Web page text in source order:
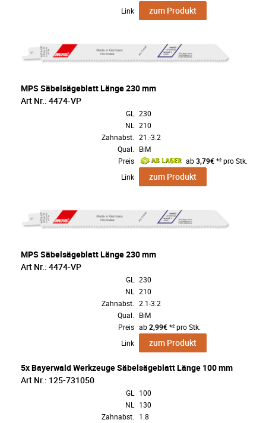
Link
zum Produkt
MPS Säbelsägeblatt Länge 230 mm
Art Nr.: 4474-VP
GL
230
NL
210
Zahnabst.
21.-3.2
Qual.
BiM
Preis
ab3,79€*² pro Stk.
Link
zum Produkt
MPS Säbelsägeblatt Länge 230 mm
Art Nr.: 4474-VP
GL
230
NL
210
Zahnabst.
2.1-3.2
Qual.
BiM
Preis ab2,99€*² pro Stk.
Link
zum Produkt
5x Bayerwald Werkzeuge Säbelsägeblatt Länge 100 mm
Art Nr.: 125-731050
GL
100
NL
130
Zahnabst.
1.8